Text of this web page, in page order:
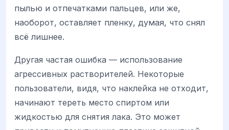
пылью и отпечатками пальцев, или же,
наоборот, оставляет пленку, думая, что снял
всё лишнее.
Другая частая ошибка — использование
агрессивных растворителей. Некоторые
пользователи, видя, что наклейка не отходит,
начинают тереть место спиртом или
жидкостью для снятия лака. Это может